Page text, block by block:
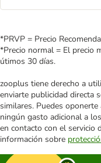
*PRVP = Precio
*Precio normal = El precio
útimos 30 días.
zooplus tiene derecho a
enviarte publicidad directa
similares. Puedes
ningún gasto adicional a
en contacto con el servicio
información sobre